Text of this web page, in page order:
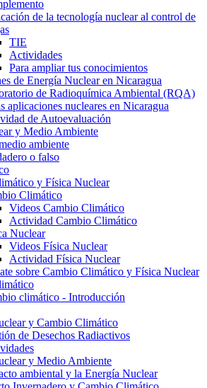
de la tecnología nuclear al control de
TIE
Actividades
Para ampliar tus conocimientos
de Energía Nuclear en Nicaragua
de Radioquímica Ambiental (RQA)
aplicaciones nucleares en Nicaragua
de Autoevaluación
y Medio Ambiente
ambiente
o falso
y Física Nuclear
Climático
Videos Cambio Climático
Actividad Cambio Climático
Nuclear
Videos Física Nuclear
Actividad Física Nuclear
sobre Cambio Climático y Física Nuclear
climático - Introducción
y Cambio Climático
de Desechos Radiactivos
y Medio Ambiente
ambiental y la Energía Nuclear